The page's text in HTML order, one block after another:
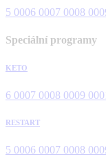
5 0006 0007 0008 000
Speciální programy
KETO
6 0007 0008 0009 000
RESTART
5 0006 0007 0008 000